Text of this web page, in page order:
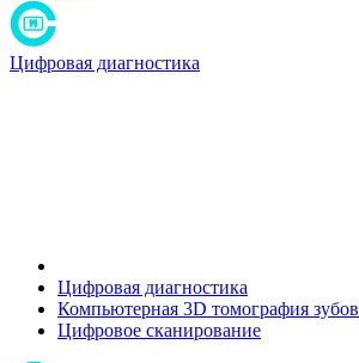
Цифровая диагностика
Цифровая диагностика
Компьютерная 3D томография зубов
Цифровое сканирование